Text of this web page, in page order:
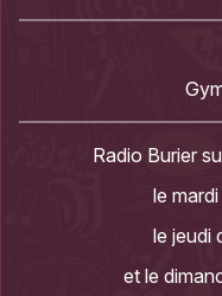
Radio Burier
le
le jeudi
et le